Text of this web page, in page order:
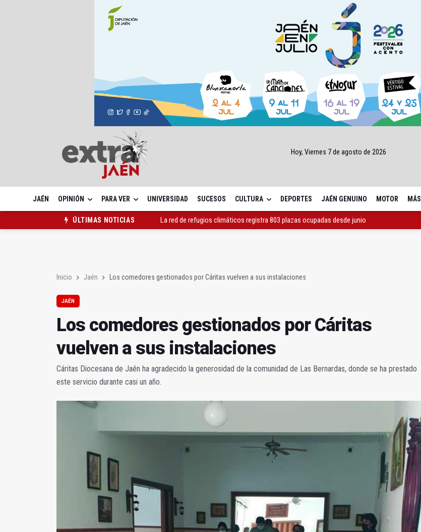
Hoy, Viernes 7 de agosto de 2026
JAÉN OPINIÓN PARA VER UNIVERSIDAD SUCESOS CULTURA DEPORTES JAÉN GENUINO MOTOR MÁS
ÚLTIMAS NOTICIAS
La red de refugios climáticos registra 803 plazas ocupadas desde junio
Inicio Jaén Los comedores gestionados por Cáritas vuelven a sus instalaciones
JAÉN
Los comedores gestionados por Cáritas
vuelven a sus instalaciones
Cáritas Diocesana de Jaén ha agradecido la generosidad de la comunidad de Las Bernardas, donde se ha prestado
este servicio durante casi un año.